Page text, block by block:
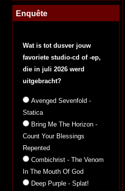
Enquête
Wat is tot dusver jouw
favoriete studio-cd of -ep,
die in juli 2026 werd
uitgebracht?
Avenged Sevenfold -
Statica
Bring Me The Horizon -
Count Your Blessings
Repented
Combichrist - The Venom
In The Mouth Of God
Deep Purple - Splat!